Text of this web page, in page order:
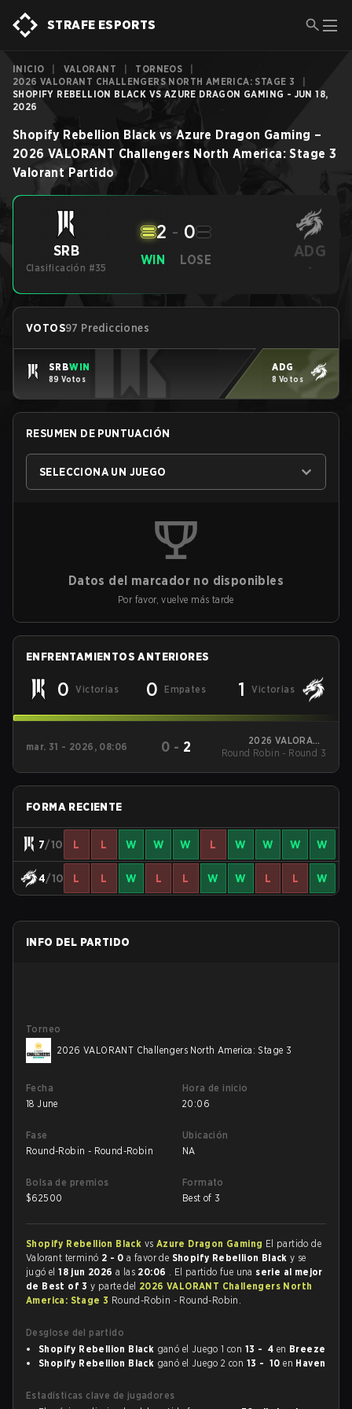
STRAFE ESPORTS
INICIO VALORANT TORNEOS
2026 VALORANT CHALLENGERS NORTH AMERICA: STAGE 3
SHOPIFY REBELLION BLACK VS AZURE DRAGON GAMING - JUN 18,
2026
Shopify Rebellion Black vs Azure Dragon Gaming –
2026 VALORANT Challengers North America: Stage 3
Valorant Partido
SRB
Clasificación #35
WIN
2 - 0
LOSE ADG
-
VOTOS97 Predicciones
SRBWIN
89 Votos
ADG
8 Votos
RESUMEN DE PUNTUACIÓN
SELECCIONA UN JUEGO
Datos del marcador no disponibles
Por favor, vuelve más tarde
ENFRENTAMIENTOS ANTERIORES
0 Victorias 0 Empates 1 Victorias
mar. 31 - 2026, 08:06 0 - 2
2026 VALORANT
Challengers North
Round Robin - Round 3
FORMA RECIENTE
7/10 L L W W W L W W W W
4/10 L L W L L W W L L W
INFO DEL PARTIDO
Torneo
2026 VALORANT Challengers North America: Stage 3
Fecha
18 June
Hora de inicio
20:06
Fase
Round-Robin - Round-Robin
Ubicación
NA
Bolsa de premios
$62500
Formato
Best of 3
Shopify Rebellion Black vs Azure Dragon Gaming El partido de
Valorant terminó 2 - 0 a favor de Shopify Rebellion Blacky se
jugó el18 jun 2026a las 20:06 . El partido fue una serie al mejor
de Best of 3y parte del 2026 VALORANT Challengers North
America: Stage 3 Round-Robin - Round-Robin.
Desglose del partido
Shopify Rebellion Black ganó el Juego 1 con 13 - 4 en Breeze
Shopify Rebellion Black ganó el Juego 2 con 13 - 10 en Haven
Estadísticas clave de jugadores